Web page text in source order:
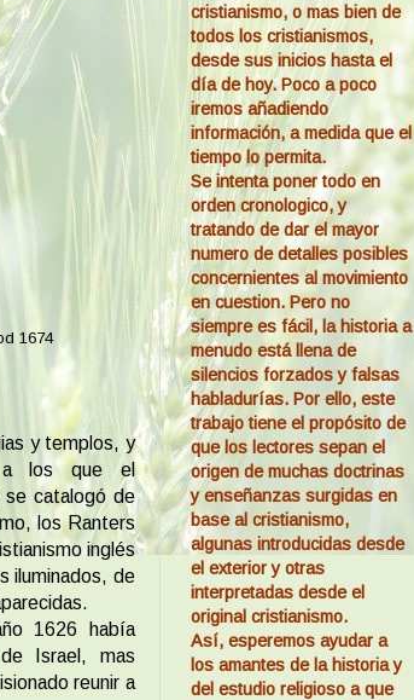
1674
y templos, y
a los que el
se catalogó de
los Ranters
inglés
iluminados, de
1626 había
Israel, mas
reunir a
cristianismo, o mas bien de
todos los cristianismos,
desde sus inicios hasta el
día de hoy. Poco a poco
iremos añadiendo
información, a medida que el
tiempo lo permita.
Se intenta poner todo en
orden cronologico, y
tratando de dar el mayor
numero de detalles posibles
concernientes al movimiento
en cuestion. Pero no
siempre es fácil, la historia a
menudo está llena de
silencios forzados y falsas
habladurías. Por ello, este
trabajo tiene el propósito de
que los lectores sepan el
origen de muchas doctrinas
y enseñanzas surgidas en
base al cristianismo,
algunas introducidas desde
el exterior y otras
interpretadas desde el
original cristianismo.
Así, esperemos ayudar a
los amantes de la historia y
del estudio religioso a que